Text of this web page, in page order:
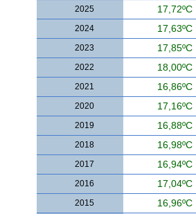
2025 17,72ºC
2024 17,63ºC
2023 17,85ºC
2022 18,00ºC
2021 16,86ºC
2020 17,16ºC
2019 16,88ºC
2018 16,98ºC
2017 16,94ºC
2016 17,04ºC
2015 16,96ºC